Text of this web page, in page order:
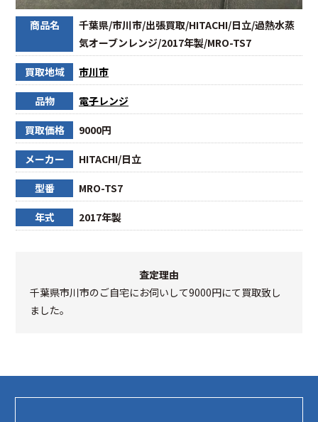
商品名
千葉県/市川市/出張買取/HITACHI/日立/過熱水蒸
気オーブンレンジ/2017年製/MRO-TS7
買取地域 市川市
品物 電子レンジ
買取価格 9000円
メーカー HITACHI/日立
型番 MRO-TS7
年式 2017年製
査定理由
千葉県市川市のご自宅にお伺いして9000円にて買取致し
ました。